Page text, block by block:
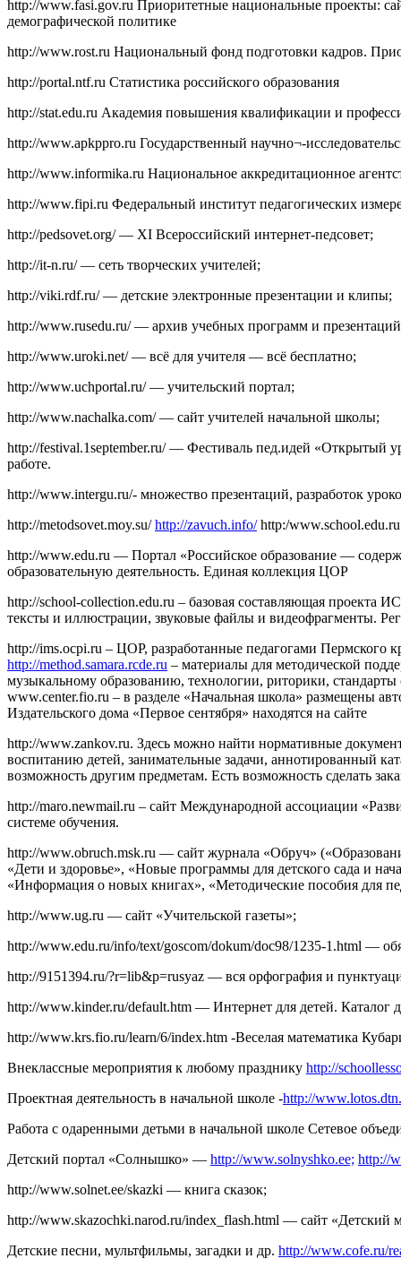
http://www.fasi.gov.ru Приоритетные национальные проекты:
демографической политике
http://www.rost.ru Национальный фонд подготовки кадров.
http://portal.ntf.ru Статистика российского образования
http://stat.edu.ru Академия повышения квалификации и
http://www.apkppro.ru Государственный научно¬-
http://www.informika.ru Национальное аккредитационное
http://www.fipi.ru Федеральный институт педагогических
http://pedsovet.org/ — XI Всероссийский интернет-педсовет;
http://it-n.ru/ — сеть творческих учителей;
http://viki.rdf.ru/ — детские электронные презентации и клипы;
http://www.rusedu.ru/ — архив учебных программ и
http://www.uroki.net/ — всё для учителя — всё бесплатно;
http://www.uchportal.ru/ — учительский портал;
http://www.nachalka.com/ — сайт учителей начальной школы;
http://festival.1september.ru/ — Фестиваль пед.идей «Открытый
работе.
http://www.intergu.ru/- множество презентаций, разработок
http://metodsovet.moy.su/http://zavuch.info/http:/www.school.edu.ru
http://www.edu.ru — Портал «Российское образование —
образовательную деятельность. Единая коллекция ЦОР
http://school-collection.edu.ru – базовая составляющая проекта
тексты и иллюстрации, звуковые файлы и видеофрагменты.
http://ims.ocpi.ru – ЦОР, разработанные педагогами Пермского
http://method.samara.rcde.ru – материалы для методической
музыкальному образованию, технологии, риторики,
www.center.fio.ru – в разделе «Начальная школа» размещены
Издательского дома «Первое сентября» находятся на сайте
http://www.zankov.ru. Здесь можно найти нормативные
воспитанию детей, занимательные задачи, аннотированный
возможность другим предметам. Есть возможность сделать
http://maro.newmail.ru – сайт Международной ассоциации
системе обучения.
http://www.obruch.msk.ru — сайт журнала «Обруч»
«Дети и здоровье», «Новые программы для детского сада и
«Информация о новых книгах», «Методические пособия для
http://www.ug.ru — сайт «Учительской газеты»;
http://www.edu.ru/info/text/goscom/dokum/doc98/1235-1.html —
http://9151394.ru/?r=lib&p=rusyaz — вся орфография и
http://www.kinder.ru/default.htm — Интернет для детей. Каталог
http://www.krs.fio.ru/learn/6/index.htm -Веселая математика
Внеклассные мероприятия к любому празднику http://
Проектная деятельность в начальной школе -http://
Работа с одаренными детьми в начальной школе Сетевое
Детский портал «Солнышко» — http://www.solnyshko.ee; http://
http://www.solnet.ee/skazki — книга сказок;
http://www.skazochki.narod.ru/index_flash.html — сайт «Детский
Детские песни, мультфильмы, загадки и др. http://www.cofe.ru/